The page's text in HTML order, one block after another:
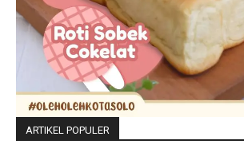
ARTIKEL POPULER